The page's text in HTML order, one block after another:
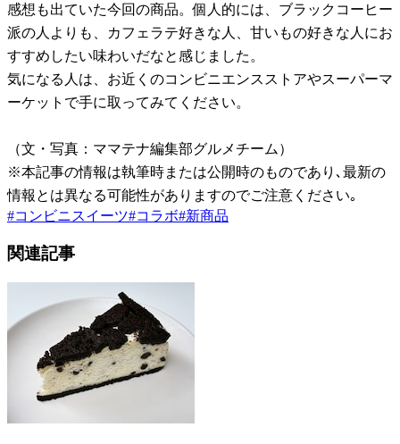
感想も出ていた今回の商品。個人的には、ブラックコーヒー
派の人よりも、カフェラテ好きな人、甘いもの好きな人にお
すすめしたい味わいだなと感じました。
気になる人は、お近くのコンビニエンスストアやスーパーマ
ーケットで手に取ってみてください。
（文・写真：ママテナ編集部グルメチーム）
※本記事の情報は執筆時または公開時のものであり､最新の
情報とは異なる可能性がありますのでご注意ください｡
#コンビニスイーツ#コラボ#新商品
関連記事